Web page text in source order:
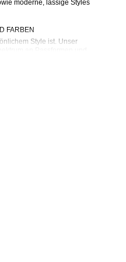
moderne, lässige Styles
FARBEN
Style ist. Unser
Anlässe geeignet
Silhouette und sind perfekt
die einen klassischeren